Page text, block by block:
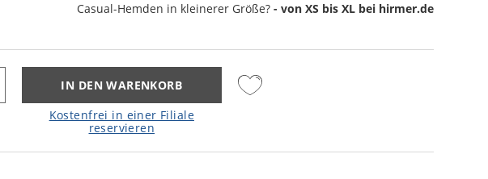
Casual-Hemden in kleinerer Größe? - von XS bis XL bei hirmer.de
IN DEN WARENKORB
Kostenfrei in einer Filiale
reservieren